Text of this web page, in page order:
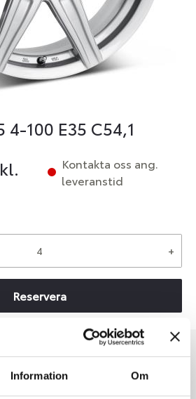
Information Om
4-100 E35 C54,1
Kontakta oss ang.
leveranstid
+
Reservera
Tum